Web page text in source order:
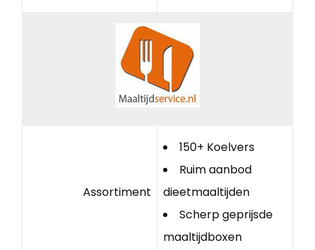
Assortiment
150+ Koelvers
Ruim aanbod
dieetmaaltijden
Scherp geprijsde
maaltijdboxen